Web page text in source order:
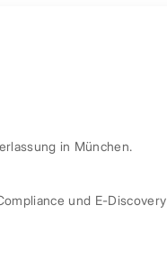
in München.
und E-Discovery